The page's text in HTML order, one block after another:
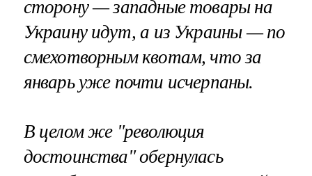
сторону — западные товары на
Украину идут, а из Украины — по
смехотворным квотам, что за
январь уже почти исчерпаны.
В целом же "революция
достоинства" обернулась